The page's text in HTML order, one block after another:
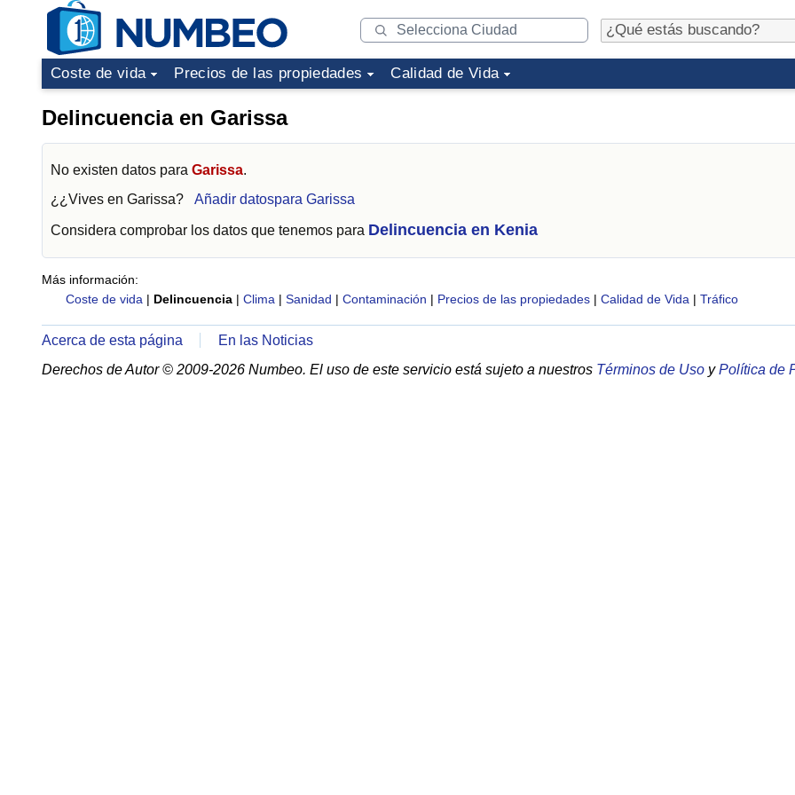
Coste de vida Precios de las propiedades Calidad de Vida
Delincuencia en Garissa
No existen datos para Garissa.
¿¿Vives en Garissa? Añadir datospara Garissa
Considera comprobar los datos que tenemos para Delincuencia en Kenia
Más información:
Coste de vida | Delincuencia | Clima | Sanidad | Contaminación | Precios de las propiedades | Calidad de Vida | Tráfico
Acerca de esta página
En las Noticias
Derechos de Autor © 2009-2026 Numbeo. El uso de este servicio está sujeto a nuestros Términos de Uso yPolítica de